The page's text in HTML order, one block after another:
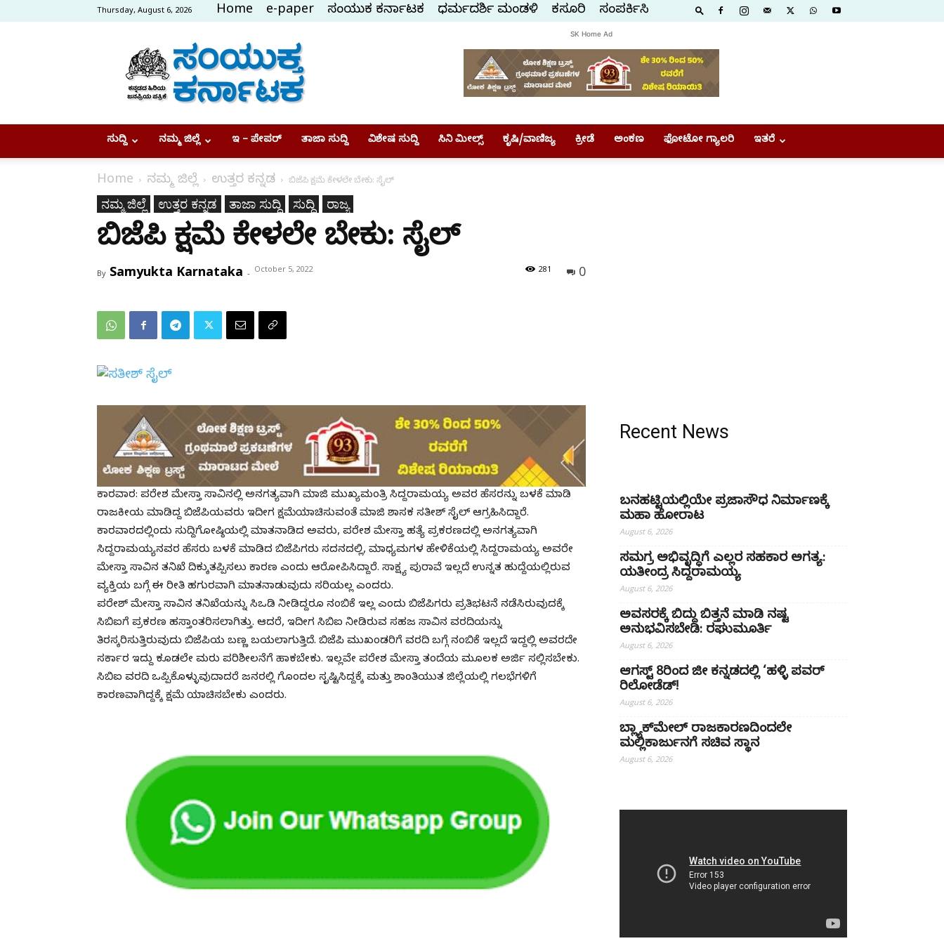
Thursday, August 6, 2026 Home e-paper ಸಂಯುಕ್ತ ಕರ್ನಾಟಕ ಧರ್ಮದರ್ಶಿ ಮಂಡಳಿ ಕಸ್ತೂರಿ ಸಂಪರ್ಕಿಸಿ
Samyukta
Karnataka
SK Home Ad
ಸುದ್ದಿ ನಮ್ಮ ಜಿಲ್ಲೆ ಇ – ಪೇಪರ್ ತಾಜಾ ಸುದ್ದಿ ವಿಶೇಷ ಸುದ್ದಿ ಸಿನಿ ಮೀಲ್ಸ್ ಕೃಷಿ/ವಾಣಿಜ್ಯ ಕ್ರೀಡೆ ಅಂಕಣ ಫೋಟೋ ಗ್ಯಾಲರಿ ಇತರೆ
Home ನಮ್ಮ ಜಿಲ್ಲೆ ಉತ್ತರ ಕನ್ನಡ ಬಿಜೆಪಿ ಕ್ಷಮೆ ಕೇಳಲೇ ಬೇಕು: ಸೈಲ್
ನಮ್ಮ ಜಿಲ್ಲೆ ಉತ್ತರ ಕನ್ನಡ ತಾಜಾ ಸುದ್ದಿ ಸುದ್ದಿ ರಾಜ್ಯ
ಬಿಜೆಪಿ ಕ್ಷಮೆ ಕೇಳಲೇ ಬೇಕು: ಸೈಲ್
By Samyukta Karnataka - October 5, 2022 0
281
ಕಾರವಾರ: ಪರೇಶ ಮೇಸ್ತಾ ಸಾವಿನಲ್ಲಿ ಅನಗತ್ಯವಾಗಿ ಮಾಜಿ ಮುಖ್ಯಮಂತ್ರಿ ಸಿದ್ದರಾಮಯ್ಯ ಅವರ ಹೆಸರನ್ನು ಬಳಕೆ ಮಾಡಿ
ರಾಜಕೀಯ ಮಾಡಿದ್ದ ಬಿಜೆಪಿಯವರು ಇದೀಗ ಕ್ಷಮೆಯಾಚಿಸುವಂತೆ ಮಾಜಿ ಶಾಸಕ ಸತೀಶ್ ಸೈಲ್ ಆಗ್ರಹಿಸಿದ್ದಾರೆ.
ಕಾರವಾರದಲ್ಲಿಂದು ಸುದ್ದಿಗೋಷ್ಠಿಯಲ್ಲಿ ಮಾತನಾಡಿದ ಅವರು, ಪರೇಶ ಮೇಸ್ತಾ ಹತ್ಯೆ ಪ್ರಕರಣದಲ್ಲಿ ಅನಗತ್ಯವಾಗಿ
ಸಿದ್ದರಾಮಯ್ಯನವರ ಹೆಸರು ಬಳಕೆ ಮಾಡಿದ ಬಿಜೆಪಿಗರು ಸದನದಲ್ಲಿ, ಮಾಧ್ಯಮಗಳ ಹೇಳಿಕೆಯಲ್ಲಿ ಸಿದ್ದರಾಮಯ್ಯ ಅವರೇ
ಮೇಸ್ತಾ ಸಾವಿನ ತನಿಖೆ ದಿಕ್ಕುತಪ್ಪಿಸಲು ಕಾರಣ ಎಂದು ಆರೋಪಿಸಿದ್ದಾರೆ. ಸಾಕ್ಷ್ಯ ಪುರಾವೆ ಇಲ್ಲದೆ ಉನ್ನತ ಹುದ್ದೆಯಲ್ಲಿರುವ
ವ್ಯಕ್ತಿಯ ಬಗ್ಗೆ ಈ ರೀತಿ ಹಗುರವಾಗಿ ಮಾತನಾಡುವುದು ಸರಿಯಲ್ಲ ಎಂದರು.
ಪರೇಶ್ ಮೇಸ್ತಾ ಸಾವಿನ ತನಿಖೆಯನ್ನು ಸಿಒಡಿ ನೀಡಿದ್ದರೂ ನಂಬಿಕೆ ಇಲ್ಲ ಎಂದು ಬಿಜೆಪಿಗರು ಪ್ರತಿಭಟನೆ ನಡೆಸಿರುವುದಕ್ಕೆ
ಸಿಬಿಐಗೆ ಪ್ರಕರಣ ಹಸ್ತಾಂತರಿಸಲಾಗಿತ್ತು. ಆದರೆ, ಇದೀಗ ಸಿಬಿಐ ನೀಡಿರುವ ಸಹಜ ಸಾವಿನ ವರದಿಯನ್ನು
ತಿರಸ್ಕರಿಸುತ್ತಿರುವುದು ಬಿಜೆಪಿಯ ಬಣ್ಣ ಬಯಲಾಗುತ್ತಿದೆ. ಬಿಜೆಪಿ ಮುಖಂಡರಿಗೆ ವರದಿ ಬಗ್ಗೆ ನಂಬಿಕೆ ಇಲ್ಲದೆ ಇದ್ದಲ್ಲಿ ಅವರದೇ
ಸರ್ಕಾರ ಇದ್ದು ಕೂಡಲೇ ಮರು ಪರಿಶೀಲನೆಗೆ ಹಾಕಬೇಕು. ಇಲ್ಲವೇ ಪರೇಶ ಮೇಸ್ತಾ ತಂದೆಯ ಮೂಲಕ ಅರ್ಜಿ ಸಲ್ಲಿಸಬೇಕು.
ಸಿಬಿಐ ವರದಿ ಒಪ್ಪಿಕೊಳ್ಳುವುದಾದರೆ ಜನರಲ್ಲಿ ಗೊಂದಲ ಸೃಷ್ಟಿಸಿದ್ದಕ್ಕೆ ಮತ್ತು ಶಾಂತಿಯುತ ಜಿಲ್ಲೆಯಲ್ಲಿ ಗಲಭೆಗಳಿಗೆ
ಕಾರಣವಾಗಿದ್ದಕ್ಕೆ ಕ್ಷಮೆ ಯಾಚಿಸಬೇಕು ಎಂದರು.
Recent News
ಬನಹಟ್ಟಿಯಲ್ಲಿಯೇ ಪ್ರಜಾಸೌಧ ನಿರ್ಮಾಣಕ್ಕೆ
ಮಹಾ ಹೋರಾಟ
August 6, 2026
ಸಮಗ್ರ ಅಭಿವೃದ್ಧಿಗೆ ಎಲ್ಲರ ಸಹಕಾರ ಅಗತ್ಯ:
ಯತೀಂದ್ರ ಸಿದ್ದರಾಮಯ್ಯ
August 6, 2026
ಅವಸರಕ್ಕೆ ಬಿದ್ದು ಬಿತ್ತನೆ ಮಾಡಿ ನಷ್ಟ
ಅನುಭವಿಸಬೇಡಿ: ರಘುಮೂರ್ತಿ
August 6, 2026
ಆಗಸ್ಟ್ 8ರಿಂದ ಜೀ ಕನ್ನಡದಲ್ಲಿ ‘ಹಳ್ಳಿ ಪವರ್
ರಿಲೋಡೆಡ್!
August 6, 2026
ಬ್ಲ್ಯಾಕ್‌ಮೇಲ್ ರಾಜಕಾರಣದಿಂದಲೇ
ಮಲ್ಲಿಕಾರ್ಜುನಗೆ ಸಚಿವ ಸ್ಥಾನ
August 6, 2026